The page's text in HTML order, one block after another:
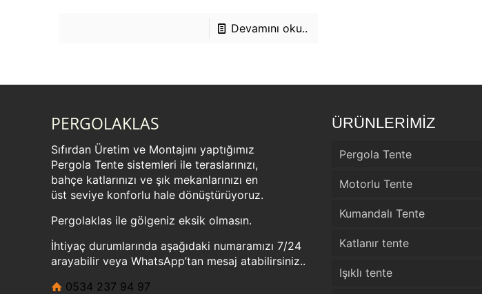
Devamını oku..
PERGOLAKLAS
Sıfırdan Üretim ve Montajını yaptığımız
Pergola Tente sistemleri ile teraslarınızı,
bahçe katlarınızı ve şık mekanlarınızı en
üst seviye konforlu hale dönüştürüyoruz.
Pergolaklas ile gölgeniz eksik olmasın.
İhtiyaç durumlarında aşağıdaki numaramızı 7/24
arayabilir veya WhatsApp’tan mesaj atabilirsiniz..
0534 237 94 97
ÜRÜNLERİMİZ
Pergola Tente
Motorlu Tente
Kumandalı Tente
Katlanır tente
Işıklı tente